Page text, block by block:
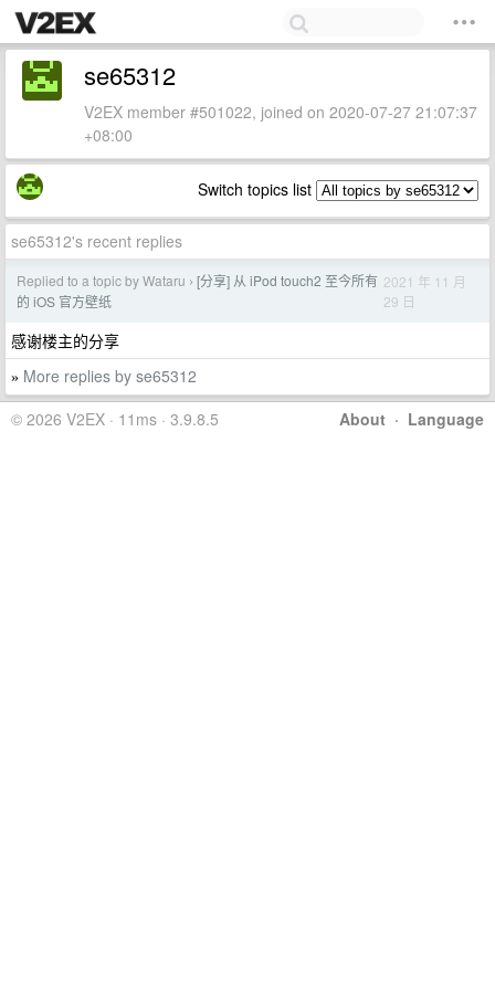
se65312
V2EX member #501022, joined on 2020-07-27 21:07:37
+08:00
Switch topics list
se65312's recent replies
Replied to a topic by Wataru › [分享] 从 iPod touch2 至今所有
的 iOS 官方壁纸
2021 年 11 月
29 日
感谢楼主的分享
» More replies by se65312
About · Language
© 2026 V2EX · 11ms · 3.9.8.5